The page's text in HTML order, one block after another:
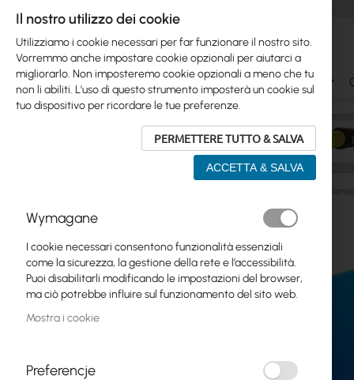
Ubiquiti Mikrotik WiFi & SOHO Antennas
Ubiquiti UI Care warranty
to
product
list
Mikrotik
WiFi & SOHO
Fibre ottiche
Vai
fine
della
galleria
di
Il nostro utilizzo dei cookie
Utilizziamo i cookie necessari per far funzionare il nostro sito.
Vorremmo anche impostare cookie opzionali per aiutarci a
migliorarlo. Non imposteremo cookie opzionali a meno che tu
non li abiliti. L'uso di questo strumento imposterà un cookie sul
tuo dispositivo per ricordare le tue preferenze.
PERMETTERE TUTTO & SALVA
ACCETTA & SALVA
Wymagane
I cookie necessari consentono funzionalità essenziali
come la sicurezza, la gestione della rete e l’accessibilità.
Puoi disabilitarli modificando le impostazioni del browser,
ma ciò potrebbe influire sul funzionamento del sito web.
Mostra i cookie
Preferencje